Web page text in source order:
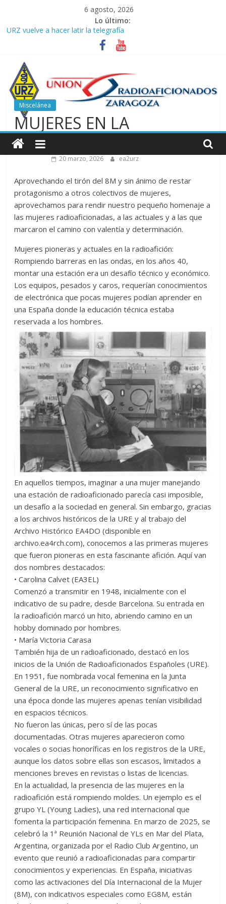
contenido
6 agosto, 2026
Lo último:
URZ vuelve a hacer latir la telegrafía
Verano, radio y buenas ondas: ideas para seguir disfrutando de
Promoción de Verano ICOM en Promodis Telecom
Nueva ubicación de la Jefatura Provincial de Inspección de las
Telecomunicaciones de Zaragoza. Información de interés para
los radioaficionados
La cantera de URZ vuelve a hacerse escuchar en el YOTA
Contest
Unión
de
Radioaficionados
de
Zaragoza
URZ
Miscelánea
MUJERES EN LA
20 marzo, 2026 ea2urz
Aprovechando el tirón del 8M y sin ánimo de restar
protagonismo a otros colectivos de mujeres,
aprovechamos para rendir nuestro pequeño homenaje a
las mujeres radioaficionadas, a las actuales y a las que
marcaron el camino con valentía y determinación.
Mujeres pioneras y actuales en la radioafición:
Rompiendo barreras en las ondas, en los años 40,
montar una estación era un desafío técnico y económico.
Los equipos, pesados y caros, requerían conocimientos
de electrónica que pocas mujeres podían aprender en
una España donde la educación técnica estaba
reservada a los hombres.
En aquellos tiempos, imaginar a una mujer manejando
una estación de radioaficionado parecía casi imposible,
un desafío a la sociedad en general. Sin embargo, gracias
a los archivos históricos de la URE y al trabajo del
Archivo Histórico EA4DO (disponible en
archivo.ea4rch.com), conocemos a las primeras mujeres
que fueron pioneras en esta fascinante afición. Aquí van
dos nombres destacados:
• Carolina Calvet (EA3EL)
Comenzó a transmitir en 1948, inicialmente con el
indicativo de su padre, desde Barcelona. Su entrada en
la radioafición marcó un hito, abriendo camino en un
hobby dominado por hombres.
• María Victoria Carasa
También hija de un radioaficionado, destacó en los
inicios de la Unión de Radioaficionados Españoles (URE).
En 1951, fue nombrada vocal femenina en la Junta
General de la URE, un reconocimiento significativo en
una época donde las mujeres apenas tenían visibilidad
en espacios técnicos.
No fueron las únicas, pero sí de las pocas
documentadas. Otras mujeres aparecieron como
vocales o socias honoríficas en los registros de la URE,
aunque los datos sobre ellas son escasos, limitados a
menciones breves en revistas o listas de licencias.
En la actualidad, la presencia de las mujeres en la
radioafición está rompiendo moldes. Un ejemplo es el
grupo YL (Young Ladies), una red internacional que
fomenta la participación femenina. En marzo de 2025, se
celebró la 1ª Reunión Nacional de YLs en Mar del Plata,
Argentina, organizada por el Radio Club Argentino, un
evento que reunió a radioaficionadas para compartir
conocimientos y experiencias. En España, iniciativas
como las activaciones del Día Internacional de la Mujer
(8M), con indicativos especiales como EG8M, están